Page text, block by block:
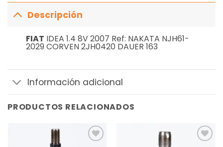
Descripción
FIAT IDEA 1.4 8V 2007 Ref: NAKATA NJH61-
2029 CORVEN 2JH0420 DAUER 163
Información adicional
PRODUCTOS RELACIONADOS